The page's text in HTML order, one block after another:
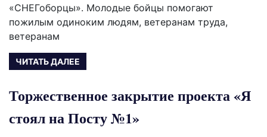
«СНЕГоборцы». Молодые бойцы помогают
пожилым одиноким людям, ветеранам труда,
ветеранам
ЧИТАТЬ ДАЛЕЕ
Торжественное закрытие проекта «Я
стоял на Посту №1»